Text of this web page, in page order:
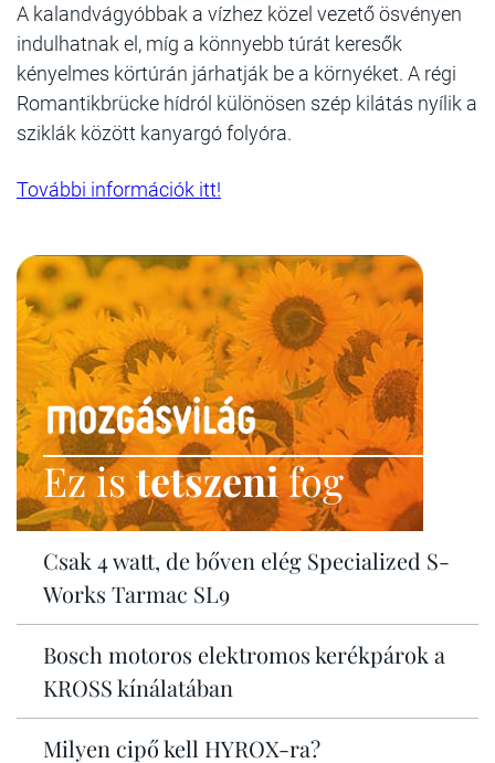
A kalandvágyóbbak a vízhez közel vezető ösvényen
indulhatnak el, míg a könnyebb túrát keresők
kényelmes körtúrán járhatják be a környéket. A régi
Romantikbrücke hídról különösen szép kilátás nyílik a
sziklák között kanyargó folyóra.
További információk itt!
Ez istetszenifog
Csak 4 watt, de bőven elég Specialized S-
Works Tarmac SL9
Bosch motoros elektromos kerékpárok a
KROSS kínálatában
Milyen cipő kell HYROX-ra?